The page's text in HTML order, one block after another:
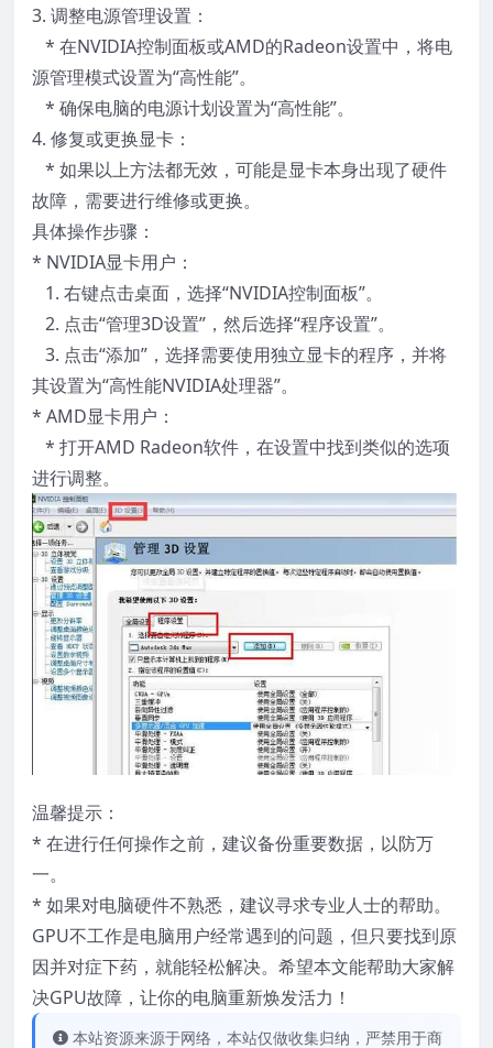
3. 调整电源管理设置：
* 在NVIDIA控制面板或AMD的Radeon设置中，将电
源管理模式设置为“高性能”。
* 确保电脑的电源计划设置为“高性能”。
4. 修复或更换显卡：
* 如果以上方法都无效，可能是显卡本身出现了硬件
故障，需要进行维修或更换。
具体操作步骤：
* NVIDIA显卡用户：
1. 右键点击桌面，选择“NVIDIA控制面板”。
2. 点击“管理3D设置”，然后选择“程序设置”。
3. 点击“添加”，选择需要使用独立显卡的程序，并将
其设置为“高性能NVIDIA处理器”。
* AMD显卡用户：
* 打开AMD Radeon软件，在设置中找到类似的选项
进行调整。
温馨提示：
* 在进行任何操作之前，建议备份重要数据，以防万
一。
* 如果对电脑硬件不熟悉，建议寻求专业人士的帮助。
GPU不工作是电脑用户经常遇到的问题，但只要找到原
因并对症下药，就能轻松解决。希望本文能帮助大家解
决GPU故障，让你的电脑重新焕发活力！
本站资源来源于网络，本站仅做收集归纳，严禁用于商